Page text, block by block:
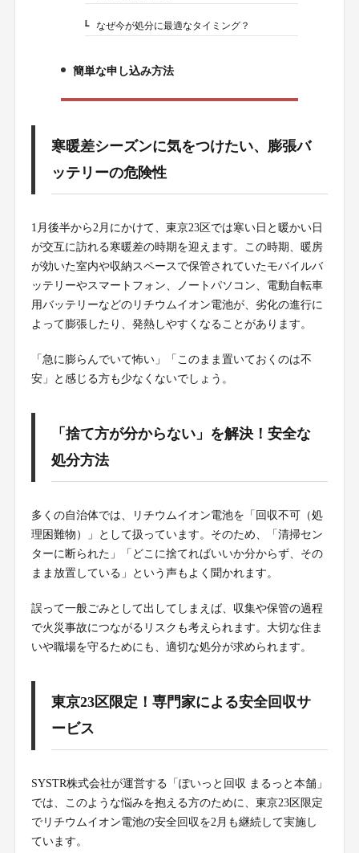
3-3.なぜ今が処分に最適なタイミング？
4.
簡単な申し込み方法
寒暖差シーズンに気をつけたい、膨張バ
ッテリーの危険性
1月後半から2月にかけて、東京23区では寒い日と暖かい日
が交互に訪れる寒暖差の時期を迎えます。この時期、暖房
が効いた室内や収納スペースで保管されていたモバイルバ
ッテリーやスマートフォン、ノートパソコン、電動自転車
用バッテリーなどのリチウムイオン電池が、劣化の進行に
よって膨張したり、発熱しやすくなることがあります。
「急に膨らんでいて怖い」「このまま置いておくのは不
安」と感じる方も少なくないでしょう。
「捨て方が分からない」を解決！安全な
処分方法
多くの自治体では、リチウムイオン電池を「回収不可（処
理困難物）」として扱っています。そのため、「清掃セン
ターに断られた」「どこに捨てればいいか分からず、その
まま放置している」という声もよく聞かれます。
誤って一般ごみとして出してしまえば、収集や保管の過程
で火災事故につながるリスクも考えられます。大切な住ま
いや職場を守るためにも、適切な処分が求められます。
東京23区限定！専門家による安全回収サ
ービス
SYSTR株式会社が運営する「ぽいっと回収 まるっと本舗」
では、このような悩みを抱える方のために、東京23区限定
でリチウムイオン電池の安全回収を2月も継続して実施し
ています。